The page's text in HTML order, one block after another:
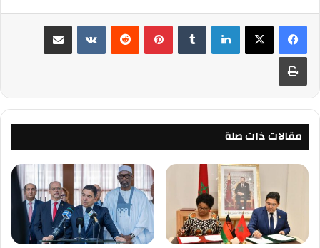
لينكدإن بينتيريست
مقالات ذات صلة